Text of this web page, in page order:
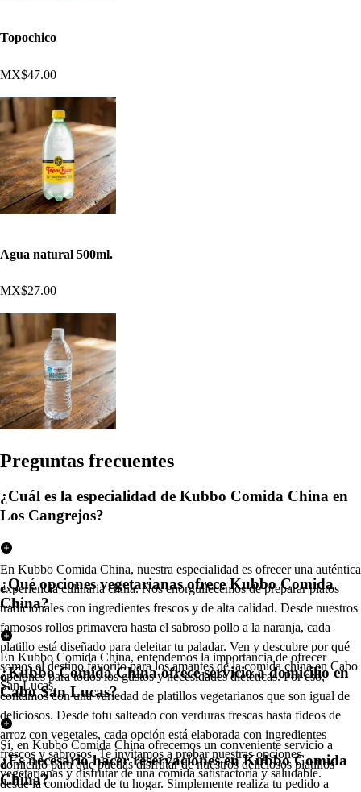
Topochico
MX$47.00
Agua natural 500ml.
MX$27.00
Preguntas frecuentes
¿Cuál es la especialidad de Kubbo Comida China en
Los Cangrejos?
En Kubbo Comida China, nuestra especialidad es ofrecer una auténtica
experiencia culinaria china. Nos enorgullecemos de preparar platos
tradicionales con ingredientes frescos y de alta calidad. Desde nuestros
famosos rollos primavera hasta el sabroso pollo a la naranja, cada
platillo está diseñado para deleitar tu paladar. Ven y descubre por qué
somos el destino favorito para los amantes de la comida china en Cabo
San Lucas.
¿Qué opciones vegetarianas ofrece Kubbo Comida
China?
En Kubbo Comida China, entendemos la importancia de ofrecer
opciones para todos los gustos y necesidades dietéticas. Por eso,
contamos con una variedad de platillos vegetarianos que son igual de
deliciosos. Desde tofu salteado con verduras frescas hasta fideos de
arroz con vegetales, cada opción está elaborada con ingredientes
frescos y sabrosos. Te invitamos a probar nuestras opciones
vegetarianas y disfrutar de una comida satisfactoria y saludable.
¿Kubbo Comida China ofrece servicio a domicilio en
Cabo San Lucas?
Sí, en Kubbo Comida China ofrecemos un conveniente servicio a
domicilio para que puedas disfrutar de nuestros deliciosos platillos
desde la comodidad de tu hogar. Simplemente realiza tu pedido a
¿Es necesario hacer reservaciones en Kubbo Comida
China?